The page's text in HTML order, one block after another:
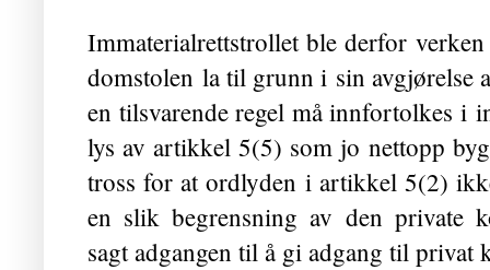
Immaterialrettstrollet ble derfor
domstolen la til grunn i sin avgjørelse
en tilsvarende regel må innfortolkes i
lys av artikkel 5(5) som jo nettopp
tross for at ordlyden i artikkel 5(2)
en slik begrensning av den private
sagt adgangen til å gi adgang til privat